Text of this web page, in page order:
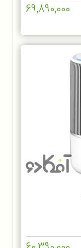
69,890,000